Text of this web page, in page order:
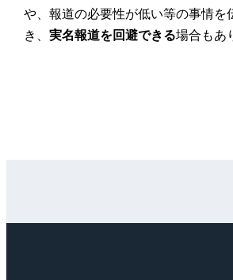
や、報道の必要性が低い等の事情を
き、 実名報道を回避できる場合もあ